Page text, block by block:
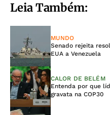
Leia Também:
MUNDO
Senado rejeita
EUA a Venezuela
CALOR DE BELÉM
Entenda por que
gravata na COP30